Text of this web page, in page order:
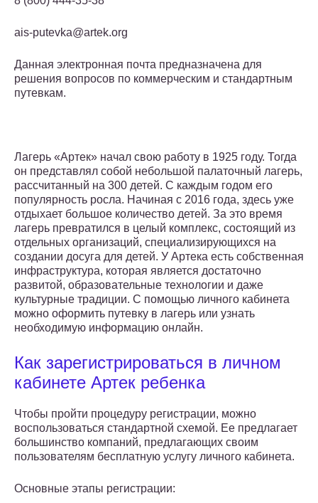
ais-putevka@artek.org
Данная электронная почта предназначена для
решения вопросов по коммерческим и стандартным
путевкам.
Лагерь «Артек» начал свою работу в 1925 году. Тогда
он представлял собой небольшой палаточный лагерь,
рассчитанный на 300 детей. С каждым годом его
популярность росла. Начиная с 2016 года, здесь уже
отдыхает большое количество детей. За это время
лагерь превратился в целый комплекс, состоящий из
отдельных организаций, специализирующихся на
создании досуга для детей. У Артека есть собственная
инфраструктура, которая является достаточно
развитой, образовательные технологии и даже
культурные традиции. С помощью личного кабинета
можно оформить путевку в лагерь или узнать
необходимую информацию онлайн.
Как зарегистрироваться в личном
кабинете Артек ребенка
Чтобы пройти процедуру регистрации, можно
воспользоваться стандартной схемой. Ее предлагает
большинство компаний, предлагающих своим
пользователям бесплатную услугу личного кабинета.
Основные этапы регистрации: